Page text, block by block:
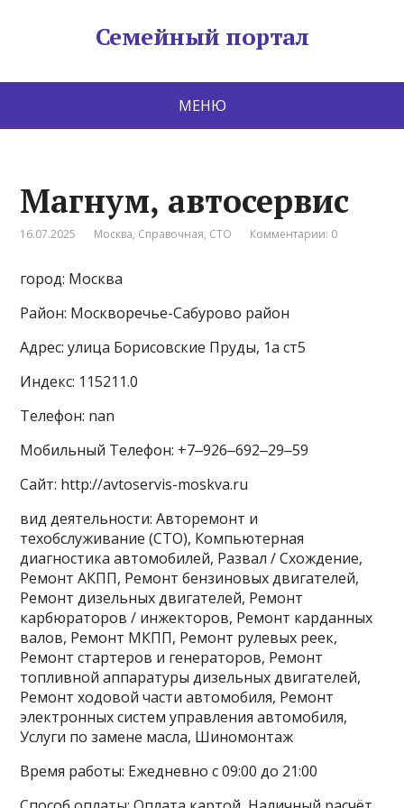
Семейный портал
МЕНЮ
Магнум, автосервис
16.07.2025 Москва, Справочная, СТО Комментарии: 0
город: Москва
Район: Москворечье-Сабурово район
Адрес: улица Борисовские Пруды, 1а ст5
Индекс: 115211.0
Телефон: nan
Мобильный Телефон: +7‒926‒692‒29‒59
Сайт: http://avtoservis-moskva.ru
вид деятельности: Авторемонт и
техобслуживание (СТО), Компьютерная
диагностика автомобилей, Развал / Схождение,
Ремонт АКПП, Ремонт бензиновых двигателей,
Ремонт дизельных двигателей, Ремонт
карбюраторов / инжекторов, Ремонт карданных
валов, Ремонт МКПП, Ремонт рулевых реек,
Ремонт стартеров и генераторов, Ремонт
топливной аппаратуры дизельных двигателей,
Ремонт ходовой части автомобиля, Ремонт
электронных систем управления автомобиля,
Услуги по замене масла, Шиномонтаж
Время работы: Ежедневно с 09:00 до 21:00